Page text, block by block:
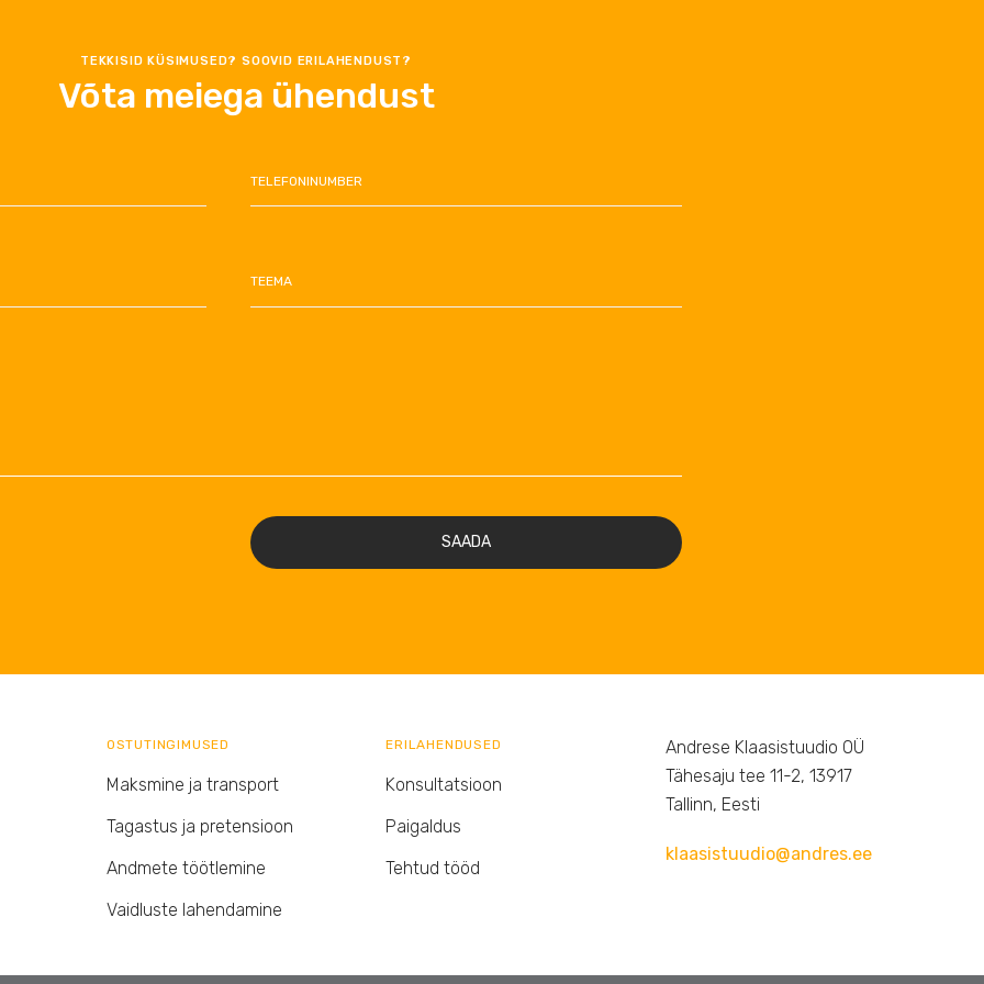
TEKKISID KÜSIMUSED? SOOVID ERILAHENDUST?
Võta meiega ühendust
TELEFONINUMBER
TEEMA
SAADA
OSTUTINGIMUSED
Maksmine ja transport
Tagastus ja pretensioon
Andmete töötlemine
Vaidluste lahendamine
ERILAHENDUSED
Konsultatsioon
Paigaldus
Tehtud tööd
Andrese Klaasistuudio OÜ
Tähesaju tee 11-2, 13917
Tallinn, Eesti
klaasistuudio@andres.ee